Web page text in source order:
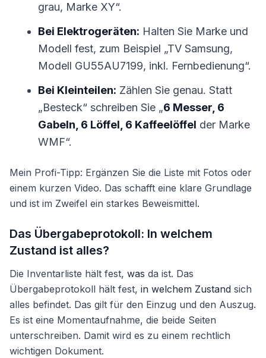
grau, Marke XY“.
Bei Elektrogeräten: Halten Sie Marke und
Modell fest, zum Beispiel „TV Samsung,
Modell GU55AU7199, inkl. Fernbedienung“.
Bei Kleinteilen: Zählen Sie genau. Statt
„Besteck“ schreiben Sie „6 Messer, 6
Gabeln, 6 Löffel, 6 Kaffeelöffel der Marke
WMF“.
Mein Profi-Tipp: Ergänzen Sie die Liste mit Fotos oder
einem kurzen Video. Das schafft eine klare Grundlage
und ist im Zweifel ein starkes Beweismittel.
Das Übergabeprotokoll: In welchem
Zustand ist alles?
Die Inventarliste hält fest, was da ist. Das
Übergabeprotokoll hält fest, in welchem Zustand sich
alles befindet. Das gilt für den Einzug und den Auszug.
Es ist eine Momentaufnahme, die beide Seiten
unterschreiben. Damit wird es zu einem rechtlich
wichtigen Dokument.